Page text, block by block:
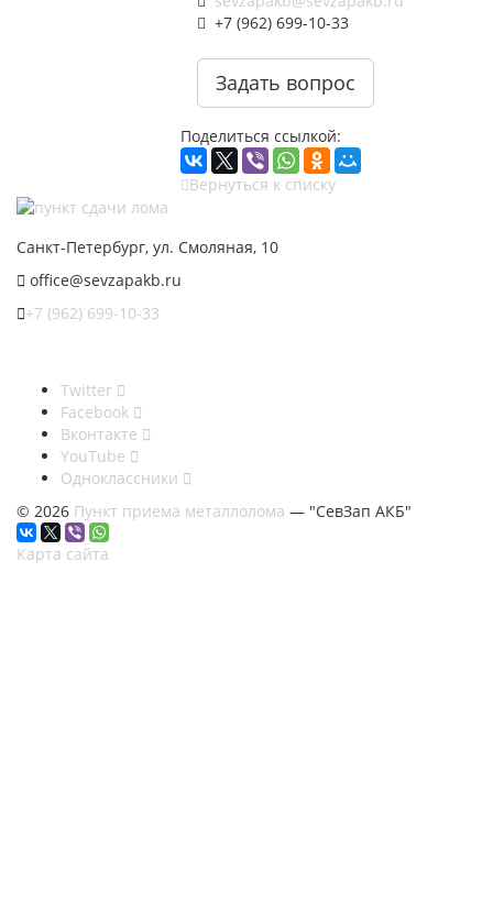
+7 (962) 699-10-33
Задать вопрос
Поделиться ссылкой:
Вернуться к списку
Санкт-Петербург, ул. Смоляная, 10
office@sevzapakb.ru
+7 (962) 699-10-33
Twitter
Facebook
Вконтакте
YouTube
Одноклассники
© 2026 Пункт приема металлолома — "СевЗап АКБ"
Карта сайта